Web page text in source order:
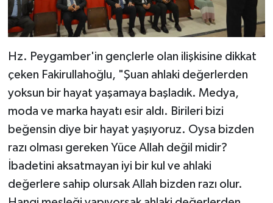
Hz. Peygamber'in gençlerle olan ilişkisine dikkat
çeken Fakirullahoğlu, "Şuan ahlaki değerlerden
yoksun bir hayat yaşamaya başladık. Medya,
moda ve marka hayatı esir aldı. Birileri bizi
beğensin diye bir hayat yaşıyoruz. Oysa bizden
razı olması gereken Yüce Allah değil midir?
İbadetini aksatmayan iyi bir kul ve ahlaki
değerlere sahip olursak Allah bizden razı olur.
Kastamonu Müftülüğü
Kilis Müftülüğü
Kırklareli Müftülüğü
Kırşehir Müftülüğü
Kocaeli Müftülüğü